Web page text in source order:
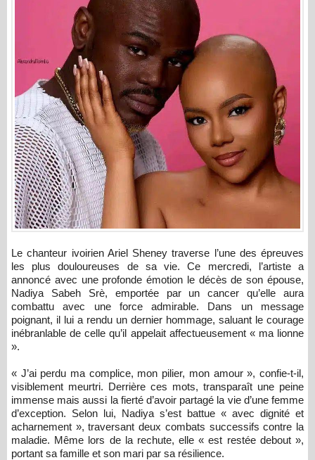
Le chanteur ivoirien Ariel Sheney traverse l’une des épreuves
les plus douloureuses de sa vie. Ce mercredi, l’artiste a
annoncé avec une profonde émotion le décès de son épouse,
Nadiya Sabeh Srè, emportée par un cancer qu’elle aura
combattu avec une force admirable. Dans un message
poignant, il lui a rendu un dernier hommage, saluant le courage
inébranlable de celle qu’il appelait affectueusement « ma lionne
».
« J’ai perdu ma complice, mon pilier, mon amour », confie-t-il,
visiblement meurtri. Derrière ces mots, transparaît une peine
immense mais aussi la fierté d’avoir partagé la vie d’une femme
d’exception. Selon lui, Nadiya s’est battue « avec dignité et
acharnement », traversant deux combats successifs contre la
maladie. Même lors de la rechute, elle « est restée debout »,
portant sa famille et son mari par sa résilience.